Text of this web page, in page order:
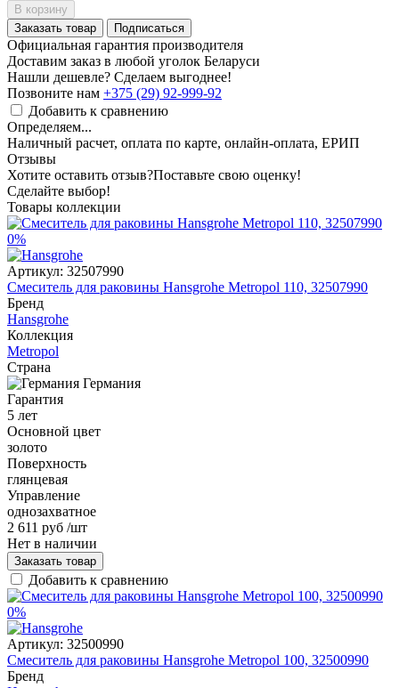
В корзину
Заказать товар
Подписаться
Официальная гарантия производителя
Доставим заказ в любой уголок Беларуси
Нашли дешевле? Сделаем выгоднее!
Позвоните нам +375 (29) 92-999-92
Добавить к сравнению
Определяем...
Наличный расчет, оплата по карте, онлайн-оплата, ЕРИП
Отзывы
Хотите оставить отзыв?Поставьте свою оценку!
Сделайте выбор!
Товары коллекции
0%
Артикул: 32507990
Смеситель для раковины Hansgrohe Metropol 110, 32507990
Бренд
Hansgrohe
Коллекция
Metropol
Страна
Германия
Гарантия
5 лет
Основной цвет
золото
Поверхность
глянцевая
Управление
однозахватное
2 611 руб /шт
Нет в наличии
Заказать товар
Добавить к сравнению
0%
Артикул: 32500990
Смеситель для раковины Hansgrohe Metropol 100, 32500990
Бренд